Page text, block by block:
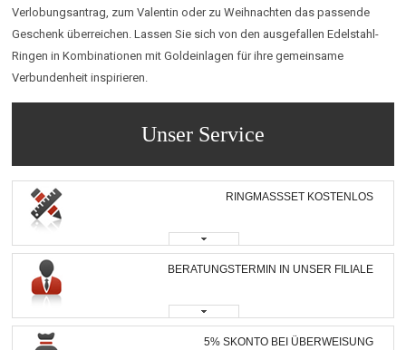
Verlobungsantrag, zum Valentin oder zu Weihnachten das passende
Geschenk überreichen. Lassen Sie sich von den ausgefallen Edelstahl-
Ringen in Kombinationen mit Goldeinlagen für ihre gemeinsame
Verbundenheit inspirieren.
Unser Service
RINGMASSSET KOSTENLOS
BERATUNGSTERMIN IN UNSER FILIALE
5% SKONTO BEI ÜBERWEISUNG